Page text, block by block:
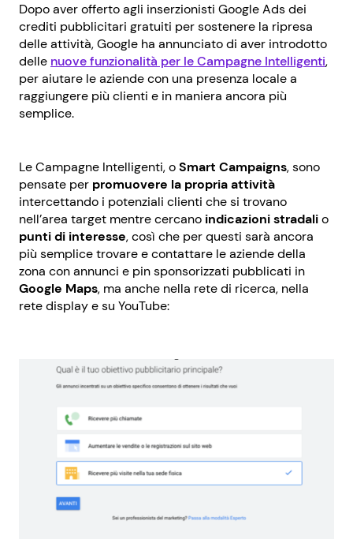
Dopo aver offerto agli inserzionisti Google Ads dei
crediti pubblicitari gratuiti per sostenere la ripresa
delle attività, Google ha annunciato di aver introdotto
delle nuove funzionalità per le Campagne Intelligenti,
per aiutare le aziende con una presenza locale a
raggiungere più clienti e in maniera ancora più
semplice.
Le Campagne Intelligenti, oSmart Campaigns, sono
pensate per promuovere la propria attività
intercettando i potenziali clienti che si trovano
nell’area target mentre cercano indicazioni stradalio
punti di interesse, così che per questi sarà ancora
più semplice trovare e contattare le aziende della
zona con annunci e pin sponsorizzati pubblicati in
Google Maps, ma anche nella rete di ricerca, nella
rete display e su YouTube: